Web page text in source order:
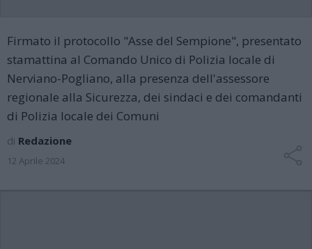
Firmato il protocollo "Asse del Sempione", presentato
stamattina al Comando Unico di Polizia locale di
Nerviano-Pogliano, alla presenza dell'assessore
regionale alla Sicurezza, dei sindaci e dei comandanti
di Polizia locale dei Comuni
di Redazione
12 Aprile 2024